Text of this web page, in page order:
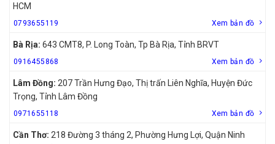
HCM
0793655119 Xem bản đồ
Bà Rịa: 643 CMT8, P. Long Toàn, Tp Bà Rịa, Tỉnh BRVT
0916455868 Xem bản đồ
Lâm Đồng: 207 Trần Hưng Đạo, Thị trấn Liên Nghĩa, Huyện Đức
Trọng, Tỉnh Lâm Đồng
0971655118 Xem bản đồ
Cần Thơ: 218 Đường 3 tháng 2, Phường Hưng Lợi, Quận Ninh